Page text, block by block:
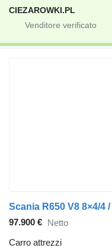
CIEZAROWKI.PL
97.900 € Netto
Carro attrezzi